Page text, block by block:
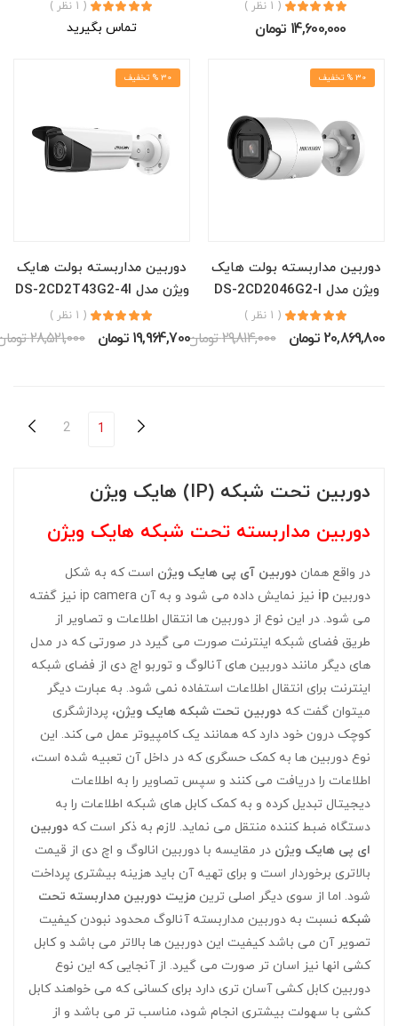
( 1 نظر )
14,600,000 تومان
( 1 نظر )
تماس بگیرید
30 % تخفیف
دوربین مداربسته بولت هایک
ویژن مدل DS-2CD2046G2-I
( 1 نظر )
20,869,800 تومان 29,814,000 تومان
30 % تخفیف
دوربین مداربسته بولت هایک
ویژن مدل DS-2CD2T43G2-4I
( 1 نظر )
19,964,700 تومان 28,521,000 تومان
1
2
دوربین تحت شبکه (IP) هایک ویژن
دوربین مداربسته تحت شبکه هایک ویژن
در واقع همان دوربین آی پی هایک ویژن است که به شکل
دوربین ip
نیز نمایش داده می شود و به آن ip camera نیز گفته
می شود. در این نوع از دوربین ها انتقال اطلاعات و تصاویر از
طریق فضای شبکه اینترنت صورت می گیرد در صورتی که در مدل
های دیگر مانند دوربین های آنالوگ و توربو اچ دی از فضای شبکه
اینترنت برای انتقال اطلاعات استفاده نمی شود. به عبارت دیگر
میتوان گفت که دوربین تحت شبکه هایک ویژن، پردازشگری
کوچک درون خود دارد که همانند یک کامپیوتر عمل می کند. این
نوع دوربین ها به کمک حسگری که در داخل آن تعبیه شده است،
اطلاعات را دریافت می کنند و سپس تصاویر را به اطلاعات
دیجیتال تبدیل کرده و به کمک کابل های شبکه اطلاعات را به
دستگاه ضبط کننده منتقل می نماید. لازم به ذکر است که دوربین
ای پی هایک ویژن در مقایسه با دوربین انالوگ و اچ دی از قیمت
بالاتری برخوردار است و برای تهیه آن باید هزینه بیشتری پرداخت
شود. اما از سوی دیگر اصلی ترین مزیت دوربین مداربسته تحت
شبکه نسبت به دوربین مداربسته آنالوگ محدود نبودن کیفیت
تصویر آن می باشد کیفیت این دوربین ها بالاتر می باشد و کابل
کشی انها نیز اسان تر صورت می گیرد. از آنجایی که این نوع
دوربین کابل کشی آسان تری دارد برای کسانی که می خواهند کابل
کشی با سهولت بیشتری انجام شود، مناسب تر می باشد و از